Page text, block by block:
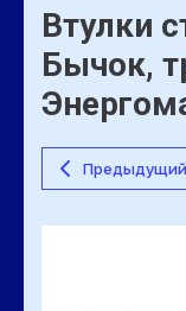
Втулки
Бычок,
Предыдущий